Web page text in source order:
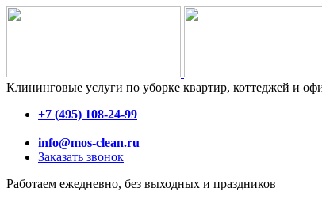
Клининговые услуги по уборке квартир, коттеджей и
+7 (495) 108-24-99
info@mos-clean.ru
Заказать звонок
Работаем ежедневно, без выходных и праздников